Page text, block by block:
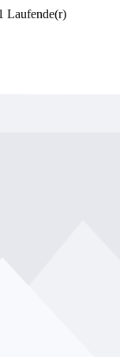
Laufende(r)